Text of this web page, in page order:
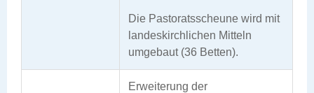
Die Pastoratsscheune wird mit
landeskirchlichen Mitteln
umgebaut (36 Betten).
Erweiterung der